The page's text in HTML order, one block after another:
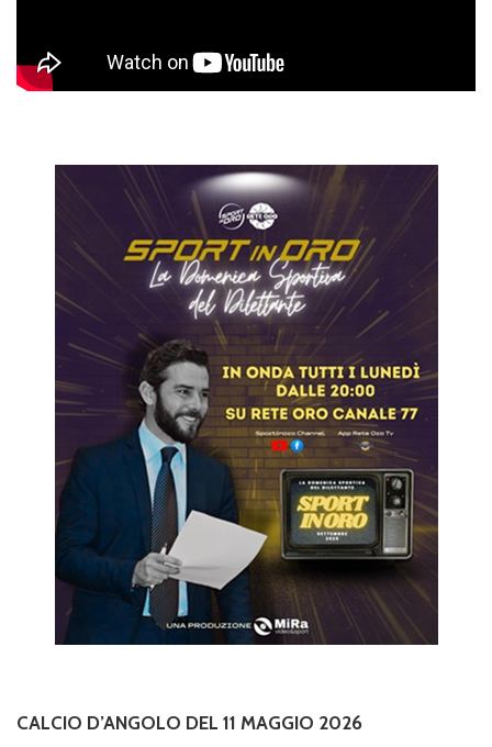
CALCIO D’ANGOLO DEL 11 MAGGIO 2026